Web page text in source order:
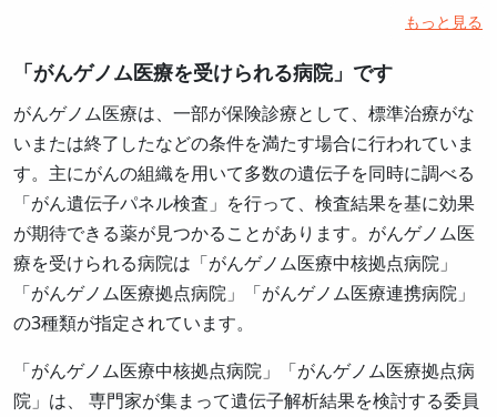
もっと見る
「がんゲノム医療を受けられる病院」です
がんゲノム医療は、一部が保険診療として、標準治療がな
いまたは終了したなどの条件を満たす場合に行われていま
す。主にがんの組織を用いて多数の遺伝子を同時に調べる
「がん遺伝子パネル検査」を行って、検査結果を基に効果
が期待できる薬が見つかることがあります。がんゲノム医
療を受けられる病院は「がんゲノム医療中核拠点病院」
「がんゲノム医療拠点病院」「がんゲノム医療連携病院」
の3種類が指定されています。
「がんゲノム医療中核拠点病院」「がんゲノム医療拠点病
院」は、 専門家が集まって遺伝子解析結果を検討する委員